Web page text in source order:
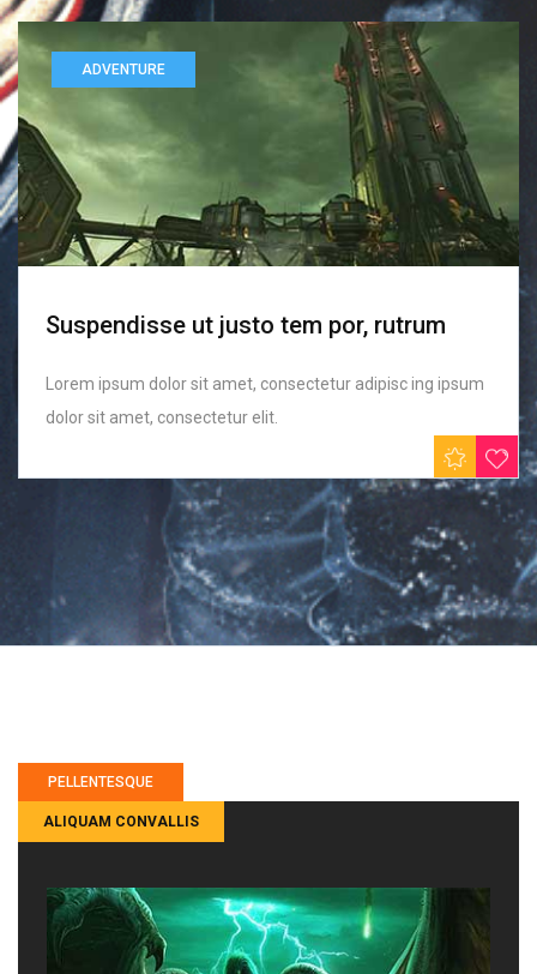
ADVENTURE
Suspendisse ut justo tem por, rutrum
Lorem ipsum dolor sit amet, consectetur adipisc ing ipsum
dolor sit amet, consectetur elit.
PELLENTESQUE
ALIQUAM CONVALLIS